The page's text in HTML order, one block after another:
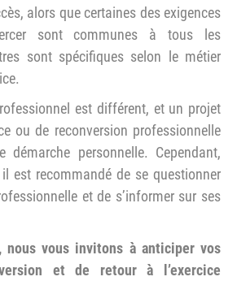
alors que certaines des exigences
sont communes à tous les
sont spécifiques selon le métier
est différent, et un projet
ou de reconversion professionnelle
personnelle. Cependant,
est recommandé de se questionner
et de s’informer sur ses
nous vous invitons à anticiper vos
et de retour à l’exercice